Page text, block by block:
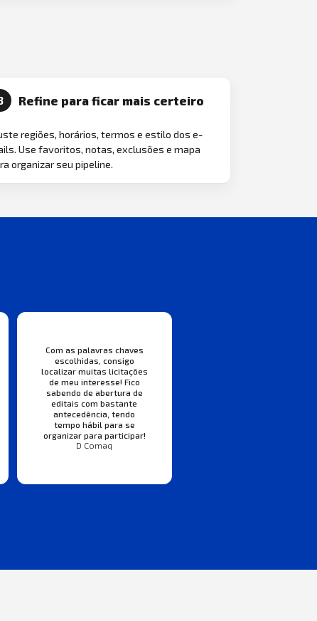
Refine para ficar mais certeiro
regiões, horários, termos e estilo dos e-
Use favoritos, notas, exclusões e mapa
organizar seu pipeline.
Com as palavras chaves
escolhidas, consigo
localizar muitas licitações
de meu interesse! Fico
sabendo de abertura de
editais com bastante
antecedência, tendo
tempo hábil para se
organizar para participar!
D Comaq